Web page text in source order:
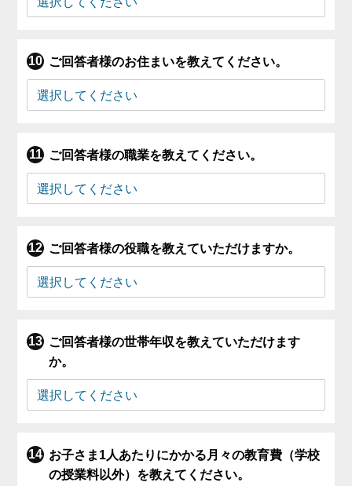
ご回答者様のお住まいを教えてください。
ご回答者様の職業を教えてください。
ご回答者様の役職を教えていただけますか。
ご回答者様の世帯年収を教えていただけます
か。
お子さま1人あたりにかかる月々の教育費（学校
の授業料以外）を教えてください。